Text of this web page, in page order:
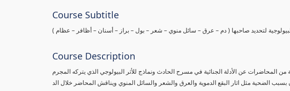
Course Subtitle
البيولوجية لتحديد صاحبها ( دم – عرق – سائل منوي – شعر – بول – براز – أسنان – أظافر – عظام
Course Description
من المحاضرات عن الأدلة الجنائية في مسرح الحادث ونماذج للأثر البيولوجي الذي يتركه المجرم
بسبب الضحية مثل اثار البقع الدموية والعرق والشعر والسائل المنوي ويناقش المحاضر خلال الد